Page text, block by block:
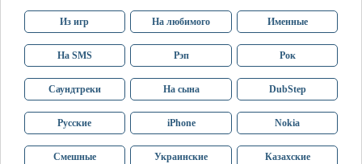
Из игр На любимого Именные
На SMS Рэп Рок
Саундтреки На сына DubStep
Русские iPhone Nokia
Смешные Украинские Казахские